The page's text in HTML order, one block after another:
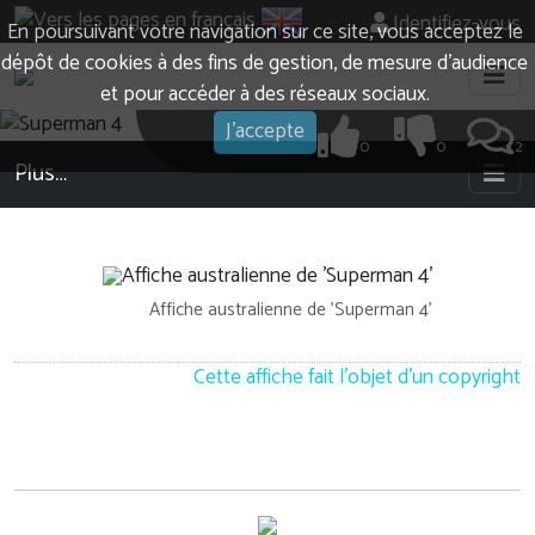
En poursuivant votre navigation sur ce site, vous acceptez le
dépôt de cookies à des fins de gestion, de mesure d’audience
et pour accéder à des réseaux sociaux.
J'accepte
Identifiez-vous
2
0
0
Plus…
Affiche australienne de 'Superman 4'
Cette affiche fait l'objet d'un copyright